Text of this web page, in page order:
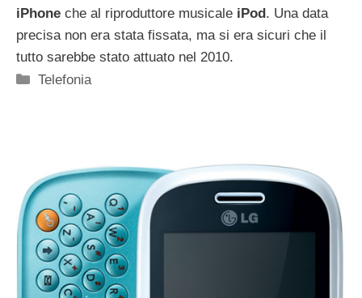
iPhone che al riproduttore musicale iPod. Una data
precisa non era stata fissata, ma si era sicuri che il
tutto sarebbe stato attuato nel 2010.
Categorie
Telefonia